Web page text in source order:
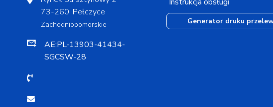
73-260, Pełczyce
Zachodniopomorskie
AE:PL-13903-41434-
SGCSW-28
Generator druku